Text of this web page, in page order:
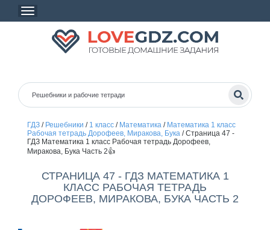
ГДЗ/ Решебники / 1 класс/ Математика/ Математика 1 класс
Рабочая тетрадь Дорофеев, Миракова, Бука/Страница 47 -
ГДЗ Математика 1 класс Рабочая тетрадь Дорофеев,
Миракова, Бука Часть 2👍
СТРАНИЦА 47 - ГДЗ МАТЕМАТИКА 1
КЛАСС РАБОЧАЯ ТЕТРАДЬ
ДОРОФЕЕВ, МИРАКОВА, БУКА ЧАСТЬ 2